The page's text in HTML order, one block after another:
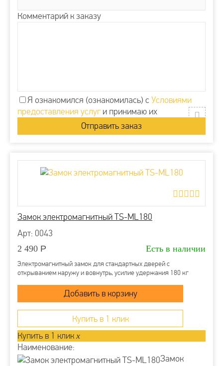
Комментарий к заказу
Я ознакомился (ознакомилась) с Условиями
предоставления услуги принимаю их
Замок электромагнитный TS-ML180
Арт: 0043
2 490 Р Есть в наличии
Электромагнитный замок для стандартных дверей с
открыванием наружу и вовнутрь, усилие удержания 180 кг
Купить в 1 клик
Купить в 1 клик x
Наименование:
Замок